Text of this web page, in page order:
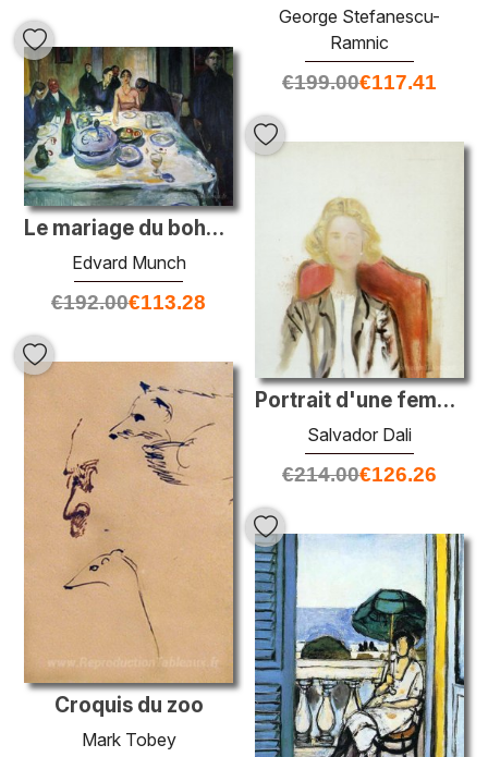
George Stefanescu-
Ramnic
€199.00€117.41
Le mariage du bohème, Munch assis à l'extrême gauche
Edvard Munch
€192.00€113.28
Portrait d'une femme - Veste grise portant un collier de perles
Salvador Dali
€214.00€126.26
Croquis du zoo
Mark Tobey